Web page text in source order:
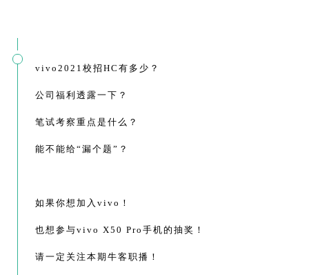
vivo2021校招HC有多少？
公司福利透露一下？
笔试考察重点是什么？
能不能给“漏个题”？
如果你想加入vivo！
也想参与vivo X50 Pro手机的抽奖！
请一定关注本期牛客职播！